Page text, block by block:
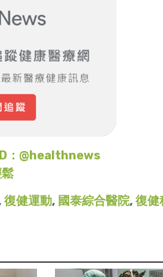
：@healthnews
復健運動, 國泰綜合醫院, 復健